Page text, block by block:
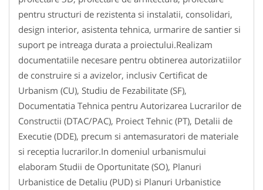
pentru structuri de rezistenta si instalatii, consolidari,
design interior, asistenta tehnica, urmarire de santier si
suport pe intreaga durata a proiectului.Realizam
documentatiile necesare pentru obtinerea autorizatiilor
de construire si a avizelor, inclusiv Certificat de
Urbanism (CU), Studiu de Fezabilitate (SF),
Documentatia Tehnica pentru Autorizarea Lucrarilor de
Constructii (DTAC/PAC), Proiect Tehnic (PT), Detalii de
Executie (DDE), precum si antemasuratori de materiale
si receptia lucrarilor.In domeniul urbanismului
elaboram Studii de Oportunitate (SO), Planuri
Urbanistice de Detaliu (PUD) si Planuri Urbanistice